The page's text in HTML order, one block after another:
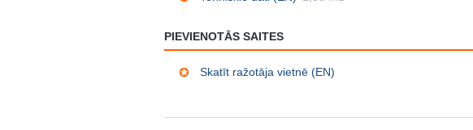
PIEVIENOTĀS SAITES
Skatīt ražotāja vietnē (EN)